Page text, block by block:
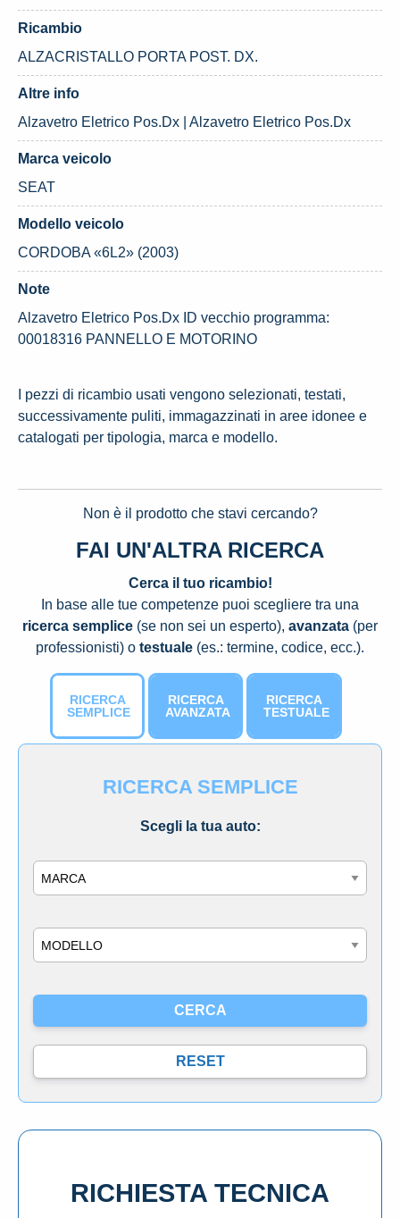
Ricambio
ALZACRISTALLO PORTA POST. DX.
Altre info
Alzavetro Eletrico Pos.Dx | Alzavetro Eletrico Pos.Dx
Marca veicolo
SEAT
Modello veicolo
CORDOBA «6L2» (2003)
Note
Alzavetro Eletrico Pos.Dx ID vecchio programma:
00018316 PANNELLO E MOTORINO
I pezzi di ricambio usati vengono selezionati, testati,
successivamente puliti, immagazzinati in aree idonee e
catalogati per tipologia, marca e modello.
Non è il prodotto che stavi cercando?
FAI UN'ALTRA RICERCA
Cerca il tuo ricambio!
In base alle tue competenze puoi scegliere tra una
ricerca semplice (se non sei un esperto), avanzata (per
professionisti) o testuale (es.: termine, codice, ecc.).
RICERCA
SEMPLICE
RICERCA
AVANZATA
RICERCA
TESTUALE
RICERCA SEMPLICE
Scegli la tua auto:
RICHIESTA TECNICA